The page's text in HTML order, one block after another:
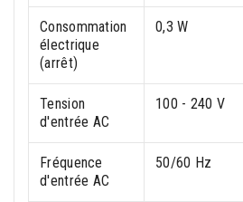
Consommation
électrique
(arrêt)
0,3 W
Tension
d'entrée AC
100 - 240 V
Fréquence
d'entrée AC
50/60 Hz